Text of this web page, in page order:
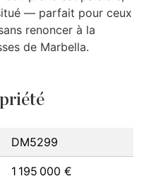
— parfait pour ceux
renoncer à la
de Marbella.
DM5299
1 195 000 €